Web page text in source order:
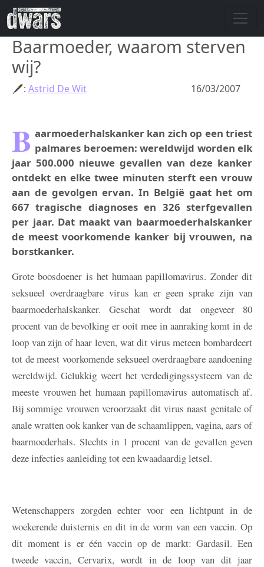
Overslaan en naar de inhoud gaan
Baarmoeder, waarom sterven
wij?
16/03/2007
🖋: Astrid De Wit
B aarmoederhalskanker kan zich op een triest
palmares beroemen: wereldwijd worden elk
jaar 500.000 nieuwe gevallen van deze kanker
ontdekt en elke twee minuten sterft een vrouw
aan de gevolgen ervan. In België gaat het om
667 tragische diagnoses en 326 sterfgevallen
per jaar. Dat maakt van baarmoederhalskanker
de meest voorkomende kanker bij vrouwen, na
borstkanker.
Grote boosdoener is het humaan papillomavirus. Zonder dit
seksueel overdraagbare virus kan er geen sprake zijn van
baarmoederhalskanker. Geschat wordt dat ongeveer 80
procent van de bevolking er ooit mee in aanraking komt in de
loop van zijn of haar leven, wat dit virus meteen bombardeert
tot de meest voorkomende seksueel overdraagbare aandoening
wereldwijd. Gelukkig weert het verdedigingssysteem van de
meeste vrouwen het humaan papillomavirus automatisch af.
Bij sommige vrouwen veroorzaakt dit virus naast genitale of
anale wratten ook kanker van de schaamlippen, vagina, aars of
baarmoederhals. Slechts in 1 procent van de gevallen geven
deze infecties aanleiding tot een kwaadaardig letsel.
Wetenschappers zorgden echter voor een lichtpunt in de
woekerende duisternis en dit in de vorm van een vaccin. Op
dit moment is er één vaccin op de markt: Gardasil. Een
tweede vaccin, Cervarix, wordt in de loop van dit jaar